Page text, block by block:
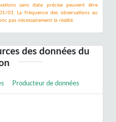
sans date précise peuvent être
01. La fréquence des observations au
pas nécessairement la réalité.
des données du
Producteur de données